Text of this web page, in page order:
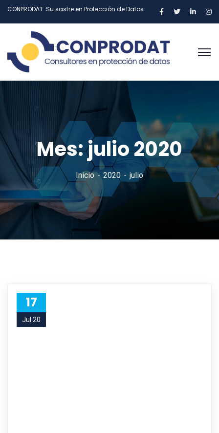
CONPRODAT: Su sastre en Protección de Datos
Mes:julio 2020
Inicio 2020 julio
17
Jul 20